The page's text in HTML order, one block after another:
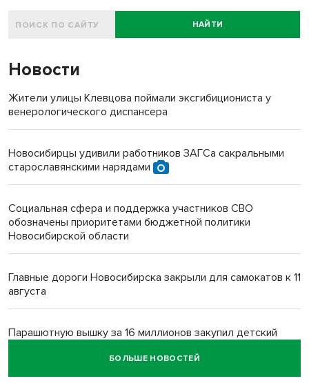
НАЙТИ
Новости
Жители улицы Клевцова поймали эксгибициониста у
венерологического диспансера
Новосибирцы удивили работников ЗАГСа сакральными
старославянскими нарядами
Социальная сфера и поддержка участников СВО
обозначены приоритетами бюджетной политики
Новосибирской области
Главные дороги Новосибирска закрыли для самокатов к 11
августа
Парашютную вышку за 16 миллионов закупил детский
БОЛЬШЕ НОВОСТЕЙ